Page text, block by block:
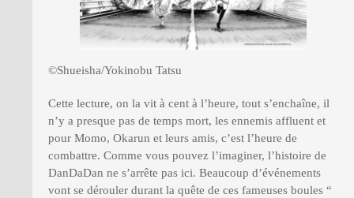
©Shueisha/Yokinobu Tatsu
Cette lecture, on la vit à cent à l’heure, tout s’enchaîne, il
n’y a presque pas de temps mort, les ennemis affluent et
pour Momo, Okarun et leurs amis, c’est l’heure de
combattre. Comme vous pouvez l’imaginer, l’histoire de
DanDaDan ne s’arrête pas ici. Beaucoup d’événements
vont se dérouler durant la quête de ces fameuses boules “